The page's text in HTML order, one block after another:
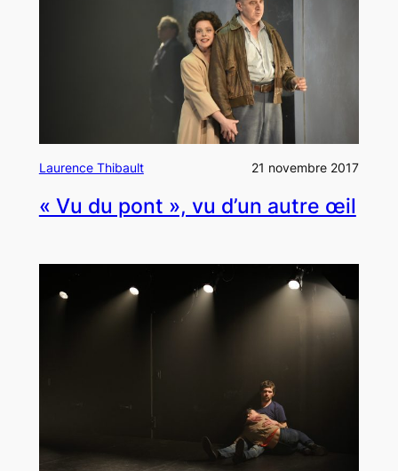
Laurence Thibault 21 novembre 2017
« Vu du pont », vu d’un autre œil